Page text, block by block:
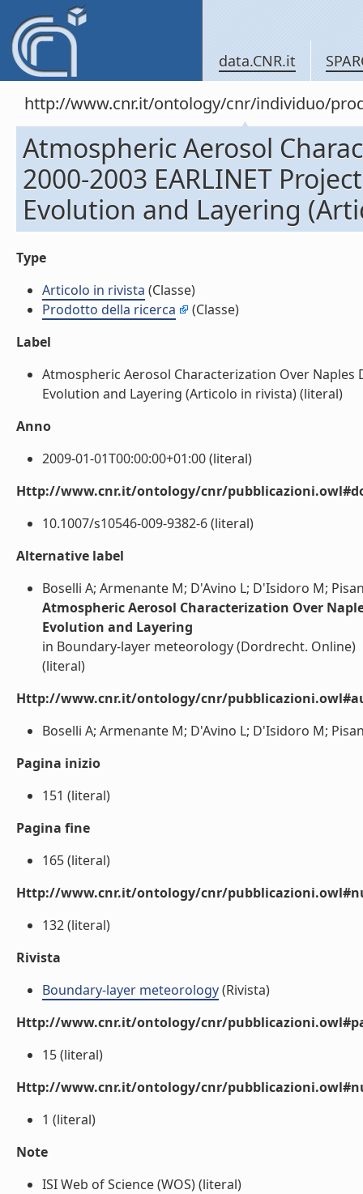
data.CNR.it
http://www.cnr.it/ontology/cnr/individuo/
Atmospheric Aerosol
2000-2003 EARLINET
Evolution and Layering
Type
Articolo in rivista (Classe)
Prodotto della ricerca
(Classe)
Label
Atmospheric Aerosol Characterization Over Naples
Evolution and Layering (Articolo in rivista) (literal)
Anno
2009-01-01T00:00:00+01:00 (literal)
Http://www.cnr.it/ontology/cnr/
10.1007/s10546-009-9382-6 (literal)
Alternative label
Boselli A; Armenante M; D'Avino L; D'Isidoro M;
Atmospheric Aerosol Characterization Over
Evolution and Layering
in Boundary-layer meteorology (Dordrecht. Online)
(literal)
Http://www.cnr.it/ontology/cnr/
Boselli A; Armenante M; D'Avino L; D'Isidoro M;
Pagina inizio
151 (literal)
Pagina fine
165 (literal)
Http://www.cnr.it/ontology/cnr/
132 (literal)
Rivista
Boundary-layer meteorology(Rivista)
Http://www.cnr.it/ontology/cnr/
15 (literal)
Http://www.cnr.it/ontology/cnr/
1 (literal)
Note
ISI Web of Science (WOS) (literal)